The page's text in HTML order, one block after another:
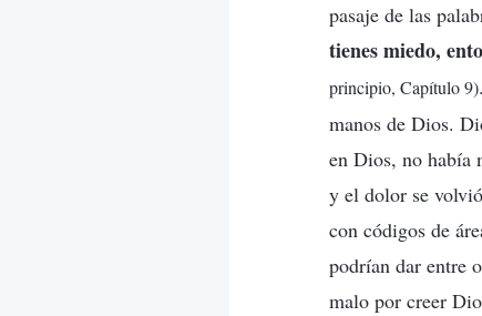
pasaje de las
tienes miedo,
principio, Capítulo 9)
manos de Dios.
en Dios, no había
y el dolor se
con códigos de
podrían dar entre
malo por creer